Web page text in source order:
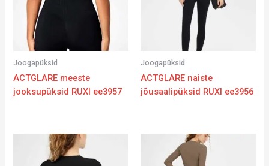
Joogapüksid
ACTGLARE meeste
jooksupüksid RUXI ee3957
Joogapüksid
ACTGLARE naiste
jõusaalipüksid RUXI ee3956